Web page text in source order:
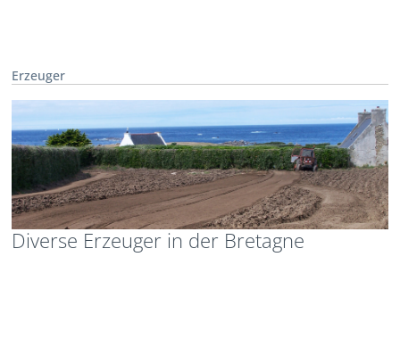
Erzeuger
Diverse Erzeuger in der Bretagne